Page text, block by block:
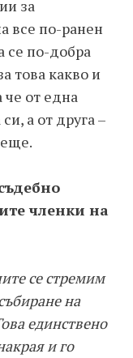
за
все по-ранен
се по-добра
това какво и
че от една
а от друга –
членки на
се стремим
на
единствено
и го